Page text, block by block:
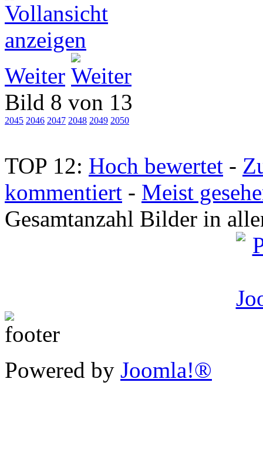
Weiter
Bild 8 von 13
2045 2046 2047 2048 2049 2050
TOP 12: Hoch bewertet -
kommentiert - Meist
Gesamtanzahl Bilder in
Powered by Joomla!®